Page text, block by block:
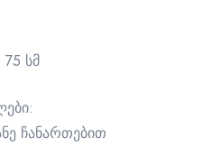
75 სმ
ჩანართებით